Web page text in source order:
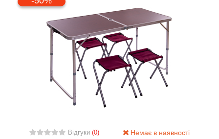
Відгуки(0)
Немає в наявності